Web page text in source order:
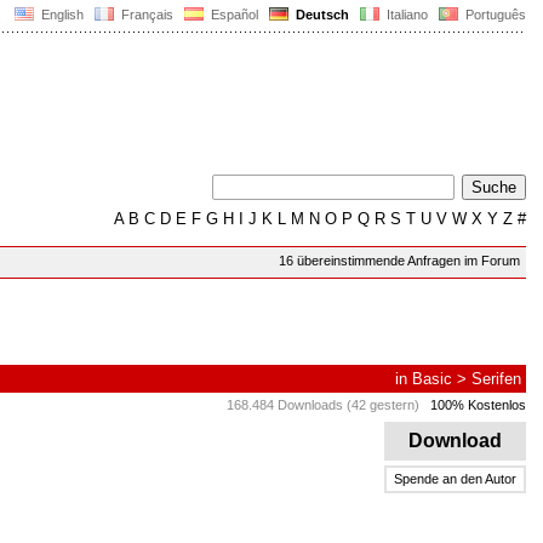
English Français Español Deutsch Italiano Português
AB C D E F G H J K L M N O P Q R S T U V W X Y Z #
16 übereinstimmende Anfragen im Forum
in Basic > Serifen
168.484 Downloads (42 gestern) 100% Kostenlos
Download
Spende an den Autor